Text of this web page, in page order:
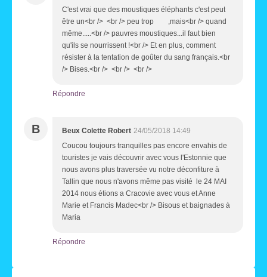
C'est vrai que des moustiques éléphants c'est peut
être un<br /> <br /> peu trop ,mais<br /> quand
même.....<br /> pauvres moustiques...il faut bien
qu'ils se nourrissent !<br /> Et en plus, comment
résister à la tentation de goûter du sang français.<br
/> Bises.<br /> <br /> <br />
Répondre
B Beux Colette Robert 24/05/2018 14:49
Coucou toujours tranquilles pas encore envahis de
touristes je vais découvrir avec vous l'Estonnie que
nous avons plus traversée vu notre déconfiture à
Tallin que nous n'avons même pas visité le 24 MAI
2014 nous étions a Cracovie avec vous et Anne
Marie et Francis Madec<br /> Bisous et baignades à
Maria
Répondre